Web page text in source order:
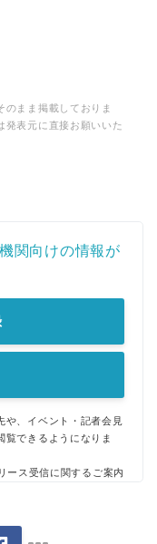
まま掲載しておりま
発表元に直接お願いいた
関向けの情報が
や、イベント・記者会見
覧できるようになりま
ース受信に関するご案内